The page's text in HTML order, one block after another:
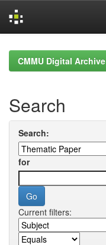
navigationCMMU Digital Archive
Search
Search:
for
Current filters: